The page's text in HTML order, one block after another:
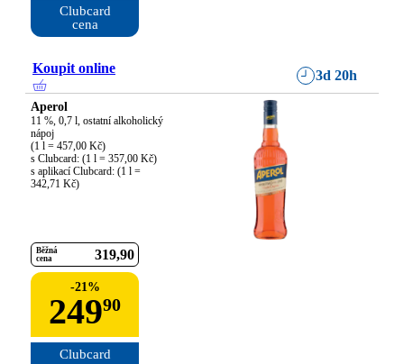
Clubcard
cena
Koupit online 3d 20h
Aperol
11 %, 0,7 l, ostatní alkoholický
nápoj
(1 l = 457,00 Kč)
s Clubcard: (1 l = 357,00 Kč)
s aplikací Clubcard: (1 l =
342,71 Kč)
Běžná
cena
319 90
-21%
24990
Clubcard